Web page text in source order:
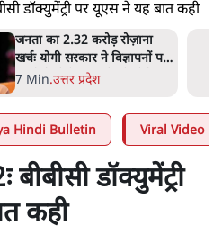
डॉक्युमेंट्री पर यूएस ने यह बात कही
उलटबांसीः राष्ट्र के चरित्र की मरम्मत
जारी है
11 Min.व्यंग्य/उलटबाँसी
Hindi Bulletin Viral Video
डॉक्युमेंट्री
कही